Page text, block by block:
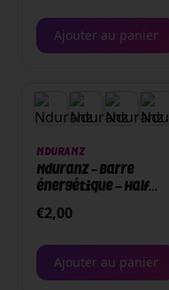
Ajouter au panier
NDURANZ
Nduranz - Barre
énergétique – Half
Cassis - Boite ou unité
€2,00
Ajouter au panier